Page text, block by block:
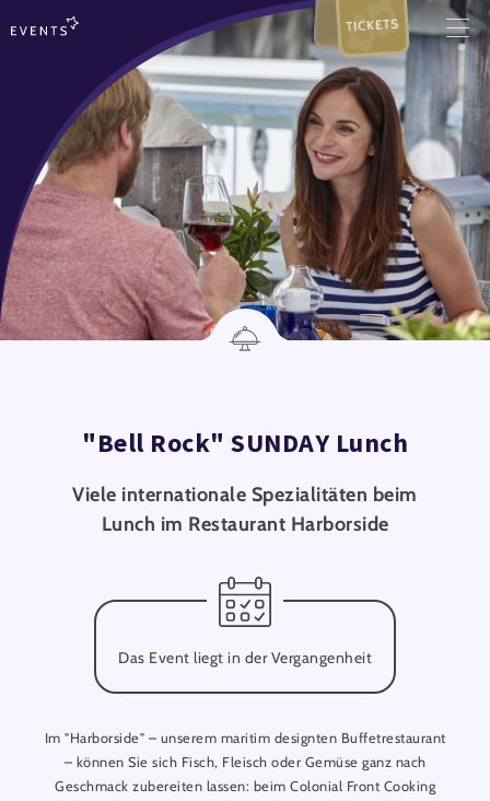
TICKETS
"Bell Rock" SUNDAY Lunch
Viele internationale Spezialitäten beim
Lunch im Restaurant Harborside
Das Event liegt in der Vergangenheit
Im "Harborside" – unserem maritim designten Buffetrestaurant
– können Sie sich Fisch, Fleisch oder Gemüse ganz nach
Geschmack zubereiten lassen: beim Colonial Front Cooking